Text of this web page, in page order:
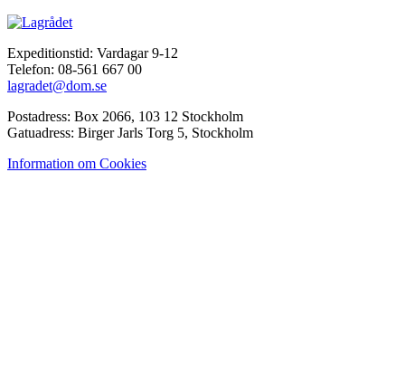
Expeditionstid: Vardagar 9-12
Telefon: 08-561 667 00
lagradet@dom.se
Postadress: Box 2066, 103 12 Stockholm
Gatuadress: Birger Jarls Torg 5, Stockholm
Information om Cookies